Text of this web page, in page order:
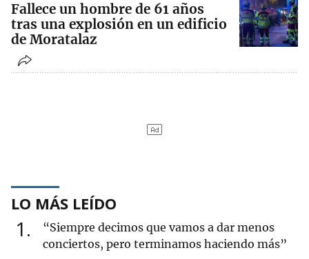
Fallece un hombre de 61 años
tras una explosión en un edificio
de Moratalaz
LO MÁS LEÍDO
1
“Siempre decimos que vamos a dar menos
conciertos, pero terminamos haciendo más”